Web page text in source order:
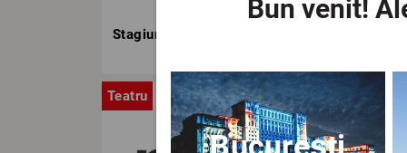
Stagiunea TNB
Teatru
Bun venit!
București